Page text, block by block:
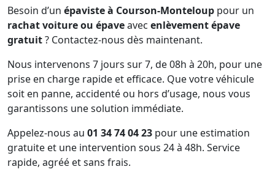
Besoin d’un épaviste à Courson-Monteloup pour un
rachat voiture ou épaveavec enlèvement épave
gratuit? Contactez-nous dès maintenant.
Nous intervenons 7 jours sur 7, de 08h à 20h, pour une
prise en charge rapide et efficace. Que votre véhicule
soit en panne, accidenté ou hors d’usage, nous vous
garantissons une solution immédiate.
Appelez-nous au 01 34 74 04 23 pour une estimation
gratuite et une intervention sous 24 à 48h. Service
rapide, agréé et sans frais.